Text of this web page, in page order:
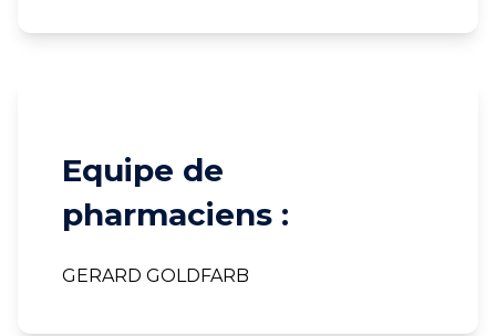
Equipe de
pharmaciens :
GERARD GOLDFARB